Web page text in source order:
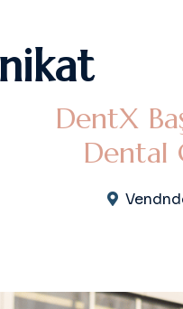
ikat
DentX
Dental